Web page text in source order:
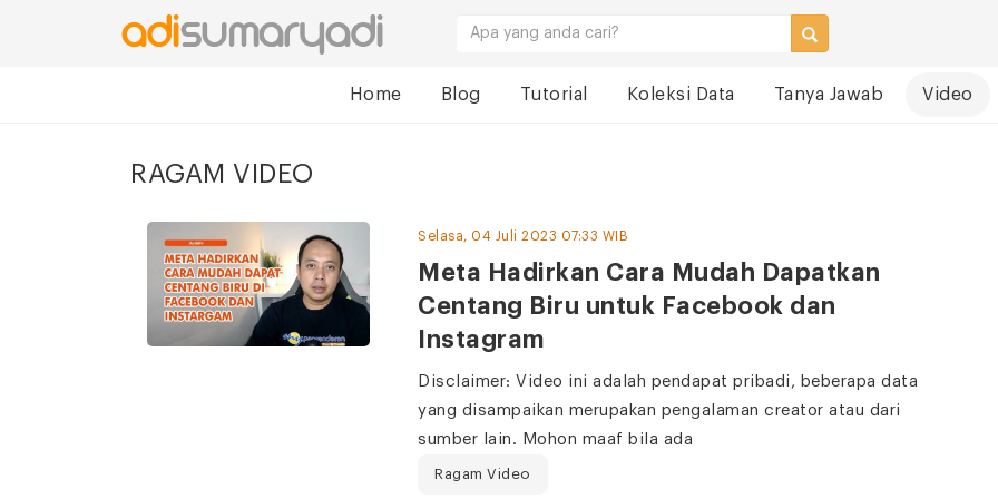
Home Blog Tutorial Koleksi Data Tanya Jawab Video
RAGAM VIDEO
Selasa, 04 Juli 2023 07:33 WIB
Meta Hadirkan Cara Mudah Dapatkan
Centang Biru untuk Facebook dan
Instagram
Disclaimer: Video ini adalah pendapat pribadi, beberapa data
yang disampaikan merupakan pengalaman creator atau dari
sumber lain. Mohon maaf bila ada
Ragam Video